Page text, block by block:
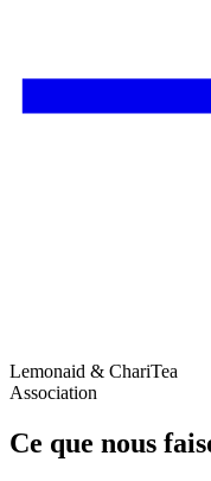
Lemonaid & ChariTea
Association
Ce que nous